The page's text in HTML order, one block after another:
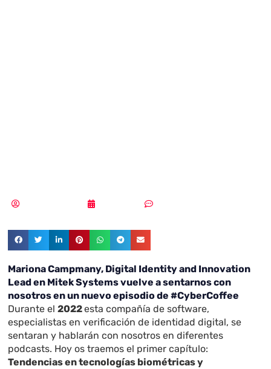
Mariona Campmany, Digital Identity and Innovation
Lead en Mitek Systems vuelve a sentarnos con
nosotros en un nuevo episodio de #CyberCoffee
Durante el2022esta compañía de software,
especialistas en verificación de identidad digital, se
sentaran y hablarán con nosotros en diferentes
podcasts. Hoy os traemos el primer capítulo:
Tendencias en tecnologías biométricas y